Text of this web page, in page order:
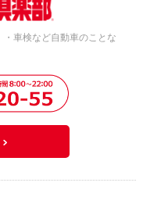
車検など自動車のことな